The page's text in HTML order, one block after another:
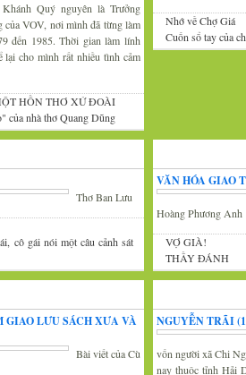
Quý nguyên là Trưởng
của VOV, nơi mình đã từng làm
đến 1985. Thời gian làm lính
lại cho mình rất nhiều tình cảm
HỒN THƠ XỨ ĐOÀI
của nhà thơ Quang Dũng
Nhớ về Chợ Giá
Cuốn sổ tay của
Thơ Ban Lưu
cô gái nói một câu cảnh sát
VĂN HÓA GIAO
Hoàng Phương Anh
VỢ GIÀ!
THẦY ĐÁNH
LƯU SÁCH XƯA VÀ
Bài viết của Cù
NGUYỄN TRÃI
vốn người xã Chi
nay thuộc tỉnh Hải